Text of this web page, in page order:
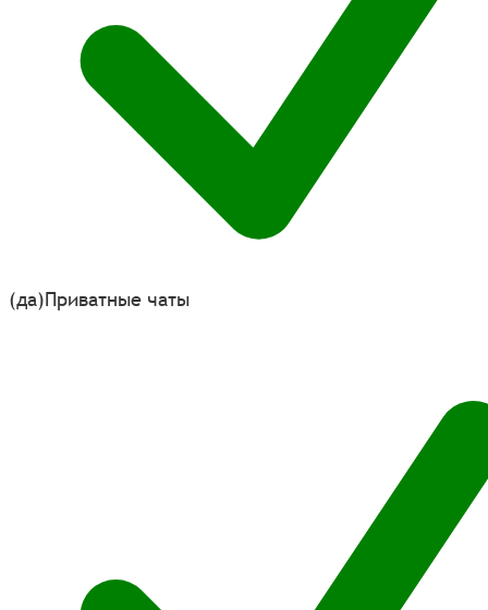
(да)Приватные чаты